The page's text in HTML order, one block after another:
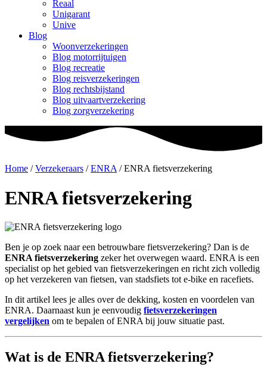
Reaal
Unigarant
Unive
Blog
Woonverzekeringen
Blog motorrijtuigen
Blog recreatie
Blog reisverzekeringen
Blog rechtsbijstand
Blog uitvaartverzekering
Blog zorgverzekering
Home /Verzekeraars /ENRA /ENRA fietsverzekering
ENRA fietsverzekering
Ben je op zoek naar een betrouwbare fietsverzekering? Dan is de
ENRA fietsverzekering zeker het overwegen waard. ENRA is een
specialist op het gebied van fietsverzekeringen en richt zich volledig
op het verzekeren van fietsen, van stadsfiets tot e-bike en racefiets.
In dit artikel lees je alles over de dekking, kosten en voordelen van
ENRA. Daarnaast kun je eenvoudig fietsverzekeringen
vergelijken om te bepalen of ENRA bij jouw situatie past.
Wat is de ENRA fietsverzekering?